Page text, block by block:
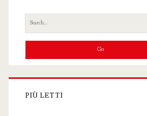
Search
for:
PIÙ LETTI